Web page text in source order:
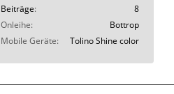
Beiträge
8
Onleihe
Bottrop
Mobile Geräte
Tolino Shine color